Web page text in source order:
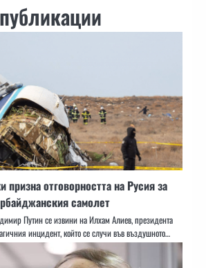
призна отговорността на Русия за
самолет
Путин се извини на Илхам Алиев, президента
инцидент, който се случи във въздушното…